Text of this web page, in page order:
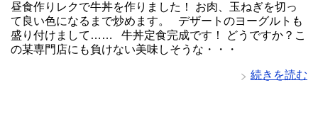
昼食作りレクで牛丼を作りました！ お肉、玉ねぎを切っ
て良い色になるまで炒めます。 デザートのヨーグルトも
盛り付けまして…… 牛丼定食完成です！ どうですか？こ
の某専門店にも負けない美味しそうな・・・
続きを読む